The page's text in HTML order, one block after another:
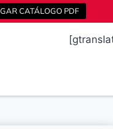
CATÁLOGO PDF